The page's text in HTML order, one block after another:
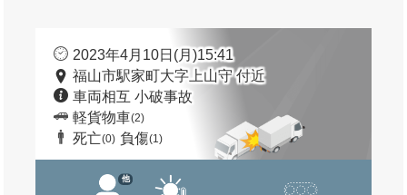
2023年4月10日(月)15:41
福山市駅家町大字上山守 付近
車両相互 小破事故
軽貨物車(2)
死亡(0) 負傷(1)
他